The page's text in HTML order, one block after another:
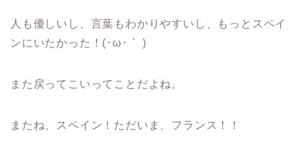
人も優しいし、言葉もわかりやすいし、もっとスペイ
ンにいたかった！(･ω･｀ )
また戻ってこいってことだよね。
またね、スペイン！ただいま、フランス！！